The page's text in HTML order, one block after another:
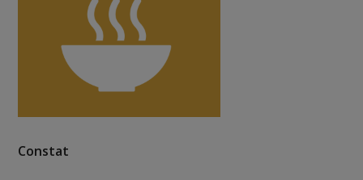
Constat